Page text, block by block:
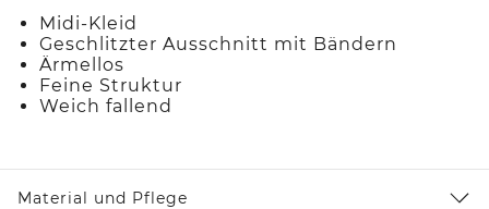
Midi-Kleid
Geschlitzter Ausschnitt mit Bändern
Ärmellos
Feine Struktur
Weich fallend
Material und Pflege